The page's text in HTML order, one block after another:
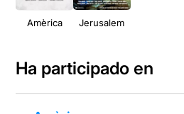
Amèrica Jerusalem
Ha participado en